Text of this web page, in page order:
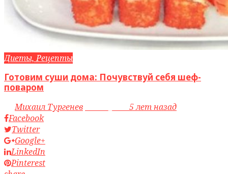
Диеты, Рецепты
Готовим суши дома: Почувствуй себя шеф-
поваром
byМихаил Тургенев
5 лет назад
Facebook
Twitter
Google+
LinkedIn
Pinterest